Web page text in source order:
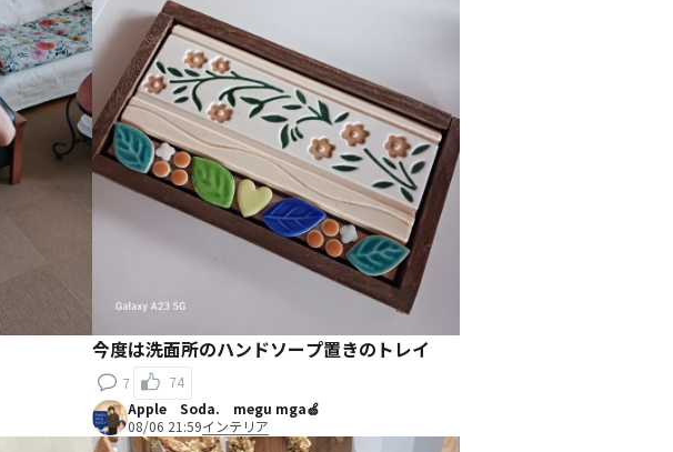
今度は洗面所のハンドソープ置きのトレイ
7
74
Apple Soda. megu mga🍏
08/06 21:59インテリア